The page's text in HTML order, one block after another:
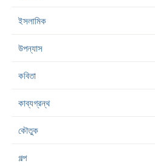
ইসলামিক
উপন্যাস
কবিতা
কাব্যগ্রন্থ
কৌতুক
গল্প